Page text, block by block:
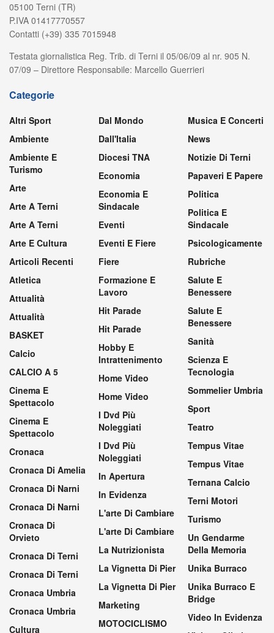
05100 Terni (TR)
P.IVA 01417770557
Contatti (+39) 335 7015948
Testata giornalistica Reg. Trib. di Terni il 05/06/09 al nr. 905 N.
07/09 – Direttore Responsabile: Marcello Guerrieri
Categorie
Altri Sport
Ambiente
Ambiente E
Turismo
Arte
Arte A Terni
Arte A Terni
Arte E Cultura
Articoli Recenti
Atletica
Attualità
Attualità
BASKET
Calcio
CALCIO A 5
Cinema E
Spettacolo
Cinema E
Spettacolo
Cronaca
Cronaca Di Amelia
Cronaca Di Narni
Cronaca Di Narni
Cronaca Di
Orvieto
Cronaca Di Terni
Cronaca Di Terni
Cronaca Umbria
Cronaca Umbria
Cultura
Dal Mondo
Dall'Italia
Diocesi TNA
Economia
Economia E
Sindacale
Eventi
Eventi E Fiere
Fiere
Formazione E
Lavoro
Hit Parade
Hit Parade
Hobby E
Intrattenimento
Home Video
Home Video
I Dvd Più
Noleggiati
I Dvd Più
Noleggiati
In Apertura
In Evidenza
L'arte Di Cambiare
L'arte Di Cambiare
La Nutrizionista
La Vignetta Di Pier
La Vignetta Di Pier
Marketing
MOTOCICLISMO
Musica E Concerti
News
Notizie Di Terni
Papaveri E Papere
Politica
Politica E
Sindacale
Psicologicamente
Rubriche
Salute E
Benessere
Salute E
Benessere
Sanità
Scienza E
Tecnologia
Sommelier Umbria
Sport
Teatro
Tempus Vitae
Tempus Vitae
Ternana Calcio
Terni Motori
Turismo
Un Gendarme
Della Memoria
Unika Burraco
Unika Burraco E
Bridge
Video In Evidenza